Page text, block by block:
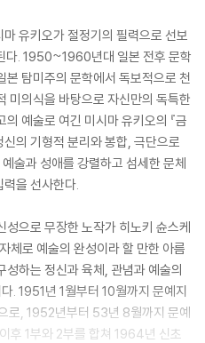
유키오가 절정기의 필력으로 선보
다. 1950~1960년대 일본 전후 문학
탐미주의 문학에서 독보적으로 천
미의식을 바탕으로 자신만의 독특한
예술로 여긴 미시마 유키오의 『금
신의 기형적 분리와 봉합, 극단으로
술과 성애를 강렬하고 섬세한 문체
을 선사한다.
성으로 무장한 노작가 히노키 슌스케
체로 예술의 완성이라 할 만한 아름
성하는 정신과 육체, 관념과 예술의
. 1951년 1월부터 10월까지 문예지
로, 1952년부터 53년 8월까지 문예
후 1부와 2부를 합쳐 1964년 신초